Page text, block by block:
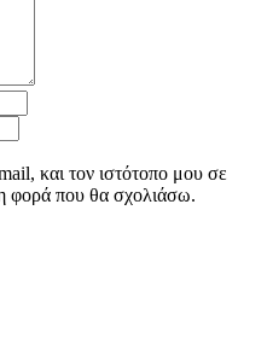
και τον ιστότοπο μου σε
φορά που θα σχολιάσω.